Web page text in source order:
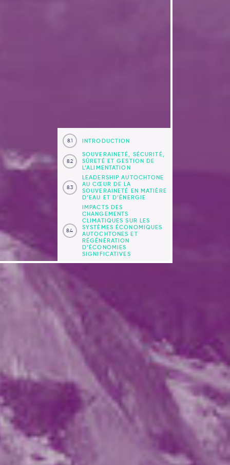
8.1 INTRODUCTION
8.2
SOUVERAINETÉ, SÉCURITÉ,
SÛRETÉ ET GESTION DE
L’ALIMENTATION
8.3
LEADERSHIP AUTOCHTONE
AU CŒUR DE LA
SOUVERAINETÉ EN MATIÈRE
D’EAU ET D’ÉNERGIE
8.4
IMPACTS DES
CHANGEMENTS
CLIMATIQUES SUR LES
SYSTÈMES ÉCONOMIQUES
AUTOCHTONES ET
RÉGÉNÉRATION
D’ÉCONOMIES
SIGNIFICATIVES